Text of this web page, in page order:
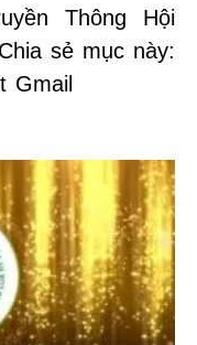
Thông Hội
sẻ mục này:
Gmail